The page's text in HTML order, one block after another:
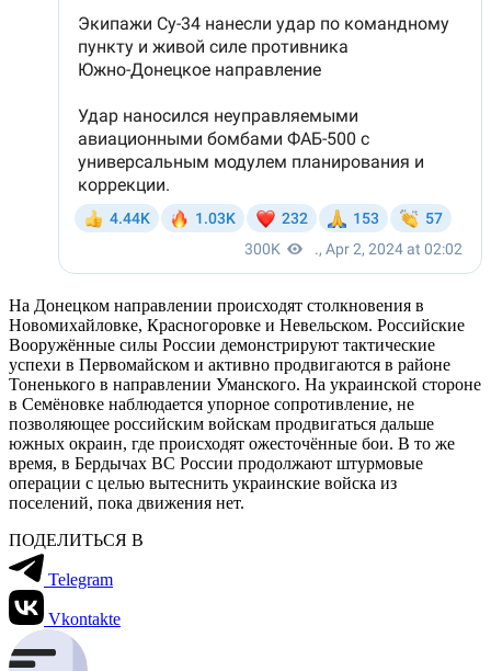
На Донецком направлении происходят столкновения в
Новомихайловке, Красногоровке и Невельском. Российские
Вооружённые силы России демонстрируют тактические
успехи в Первомайском и активно продвигаются в районе
Тоненького в направлении Уманского. На украинской стороне
в Семёновке наблюдается упорное сопротивление, не
позволяющее российским войскам продвигаться дальше
южных окраин, где происходят ожесточённые бои. В то же
время, в Бердычах ВС России продолжают штурмовые
операции с целью вытеснить украинские войска из
поселений, пока движения нет.
ПОДЕЛИТЬСЯ В
Telegram
Vkontakte